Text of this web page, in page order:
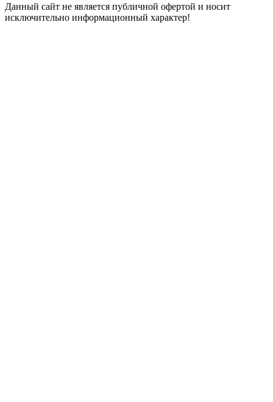
Данный сайт не является публичной офертой и носит
исключительно информационный характер!